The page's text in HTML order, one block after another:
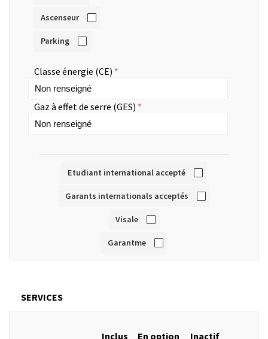
Ascenseur
Parking
Classe énergie (CE)
Gaz à effet de serre (GES)
Etudiant international accepté
Garants internationals acceptés
Visale
Garantme
SERVICES
Inclus En option
Inactif